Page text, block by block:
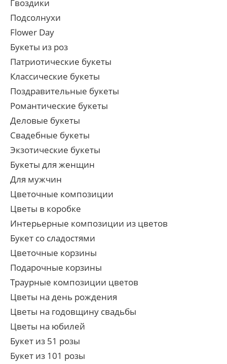
Гвоздики
Подсолнухи
Flower Day
Букеты из роз
Патриотические букеты
Классические букеты
Поздравительные букеты
Романтические букеты
Деловые букеты
Свадебные букеты
Экзотические букеты
Букеты для женщин
Для мужчин
Цветочные композиции
Цветы в коробке
Интерьерные композиции из цветов
Букет со сладостями
Цветочные корзины
Подарочные корзины
Траурные композиции цветов
Цветы на день рождения
Цветы на годовщину свадьбы
Цветы на юбилей
Букет из 51 розы
Букет из 101 розы